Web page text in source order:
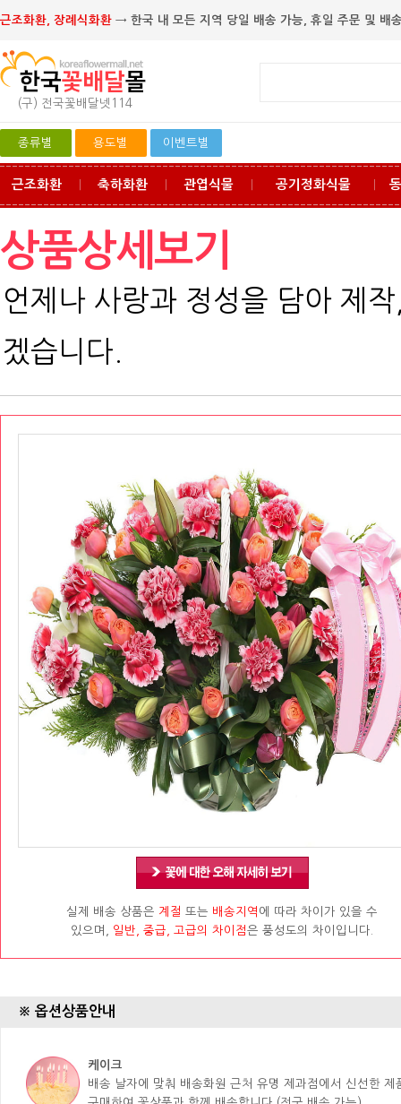
근조화환, 장례식화환 → 한국 내 모든 지역 당일 배송 가능, 휴일 주문 및 배
(구) 전국꽃배달넷114
종류별 용도별 이벤트별
근조화환 축하화환 관엽식물 공기정화식물
상품상세보기
언제나 사랑과 정성을 담아 제
겠습니다.
실제 배송 상품은 계절 또는 배송지역 에 따라 차이가 있을 수
있으며, 일반, 중급, 고급의 차이점은 풍성도의 차이입니다.
※ 옵션상품안내
케이크
배송 날자에 맞춰 배송화원 근처 유명 제과점에서 신선한 제